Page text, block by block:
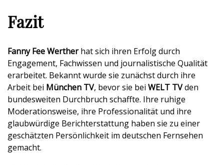
Fazit
Fanny Fee Wertherhat sich ihren Erfolg durch
Engagement, Fachwissen und journalistische Qualität
erarbeitet. Bekannt wurde sie zunächst durch ihre
Arbeit bei München TV, bevor sie bei WELT TVden
bundesweiten Durchbruch schaffte. Ihre ruhige
Moderationsweise, ihre Professionalität und ihre
glaubwürdige Berichterstattung haben sie zu einer
geschätzten Persönlichkeit im deutschen Fernsehen
gemacht.